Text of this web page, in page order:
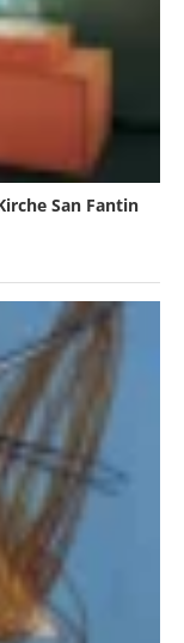
San Fantin